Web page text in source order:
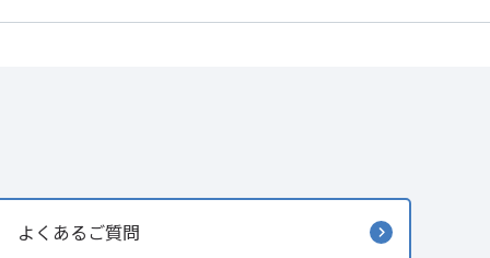
よくあるご質問